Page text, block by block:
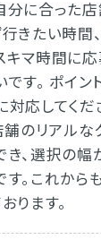
分に合った
きたい時間
キマ時間に応
す。 ポイン
応してくだ
舗のリアル
き、選択の幅
。これから
ります。